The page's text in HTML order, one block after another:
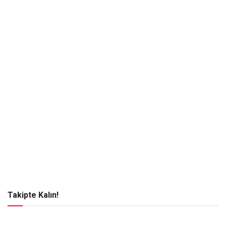
Takipte Kalın!